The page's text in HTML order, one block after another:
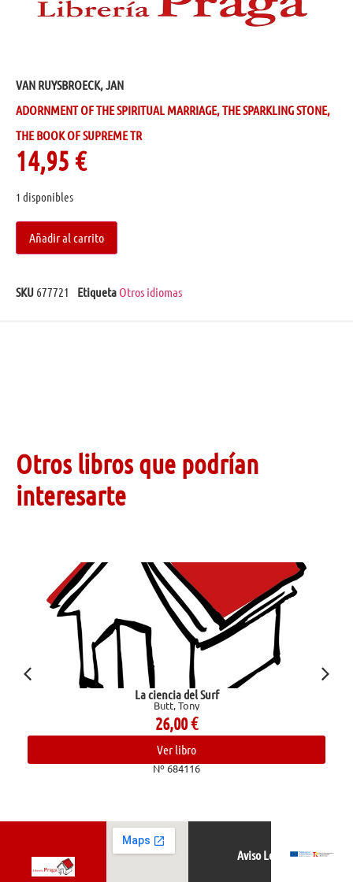
VAN RUYSBROECK, JAN
ADORNMENT OF THE SPIRITUAL MARRIAGE, THE SPARKLING STONE,
THE BOOK OF SUPREME TR
14,95 €
1 disponibles
Añadir al carrito
SKU 677721 Etiqueta Otros idiomas
Otros libros que podrían
interesarte
La ciencia del Surf
Butt, Tony
26,00€
Ver libro
Nº 684116
Aviso Legal